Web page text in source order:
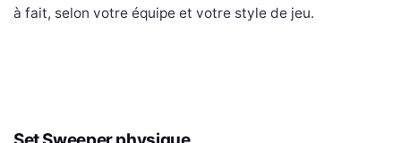
à fait, selon votre équipe et votre style de jeu.